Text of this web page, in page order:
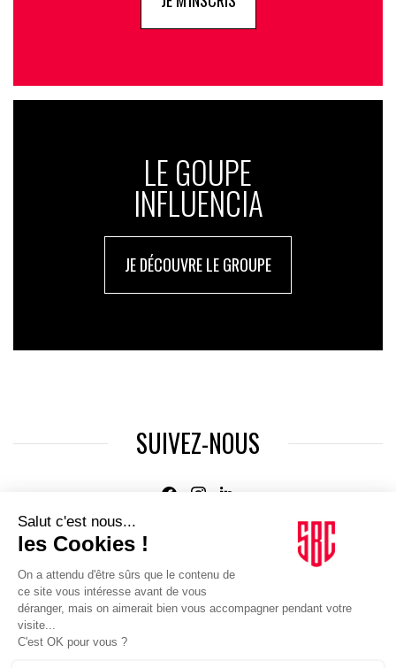
LE GOUPE
INFLUENCIA
JE DÉCOUVRE LE GROUPE
SUIVEZ-NOUS